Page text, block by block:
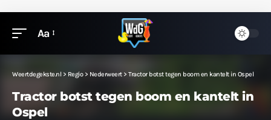
Aa
Weertdegekste.nl> Regio> Nederweert> Tractor botst tegen boom en kantelt in Ospel
Tractor botst tegen boom en kantelt in
Ospel